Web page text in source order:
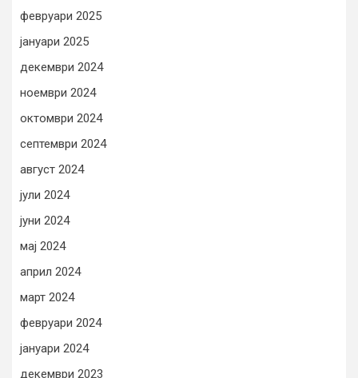
февруари 2025
јануари 2025
декември 2024
ноември 2024
октомври 2024
септември 2024
август 2024
јули 2024
јуни 2024
мај 2024
април 2024
март 2024
февруари 2024
јануари 2024
декември 2023